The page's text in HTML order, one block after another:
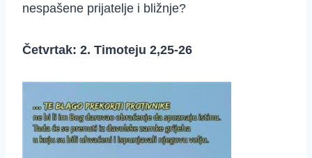
nespašene prijatelje i bližnje?
Četvrtak: 2. Timoteju 2,25-26